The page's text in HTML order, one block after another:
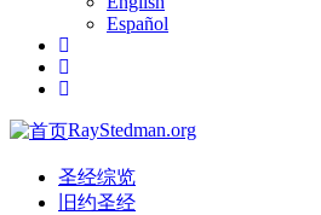
Español
RayStedman.org
圣经综览
旧约圣经